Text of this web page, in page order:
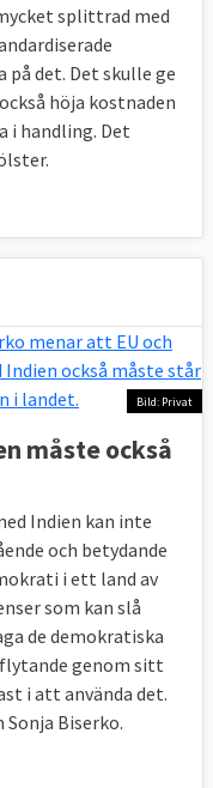
splittrad med
det. Det skulle ge
höja kostnaden
i handling. Det
Bild: Privat
måste också
Indien kan inte
och betydande
i ett land av
som kan slå
de demokratiska
genom sitt
i att använda det.
Biserko.